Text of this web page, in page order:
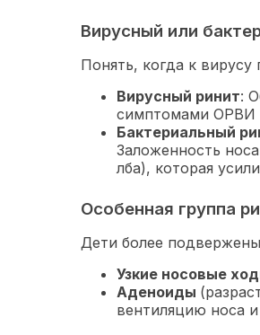
Вирусный или
Понять, когда к
Вирусный ринит:
симптомами ОРВИ
Бактериальный
Заложенность
лба), которая
Особенная группа
Дети более
Узкие носовые
Аденоиды
вентиляцию носа